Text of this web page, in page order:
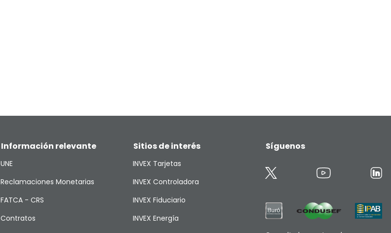
Información relevante
UNE
Reclamaciones Monetarias
FATCA - CRS
Contratos
Sitios de interés
INVEX Tarjetas
INVEX Controladora
INVEX Fiduciario
INVEX Energía
Síguenos